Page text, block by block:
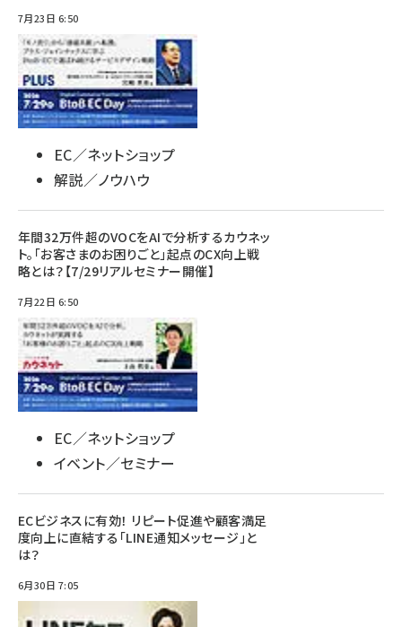
7月23日 6:50
EC／ネットショップ
解説／ノウハウ
年間32万件超のVOCをAIで分析するカウネッ
ト。「お客さまのお困りごと」起点のCX向上戦
略とは？【7/29リアルセミナー開催】
7月22日 6:50
EC／ネットショップ
イベント／セミナー
ECビジネスに有効！ リピート促進や顧客満足
度向上に直結する「LINE通知メッセージ」と
は？
6月30日 7:05